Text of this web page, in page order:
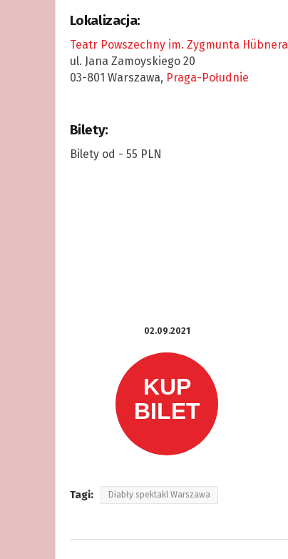
Lokalizacja:
Teatr Powszechny im. Zygmunta Hübnera
ul. Jana Zamoyskiego 20
03-801 Warszawa, Praga-Południe
Bilety:
Bilety od - 55 PLN
02.09.2021
Tagi: Diabły spektakl Warszawa